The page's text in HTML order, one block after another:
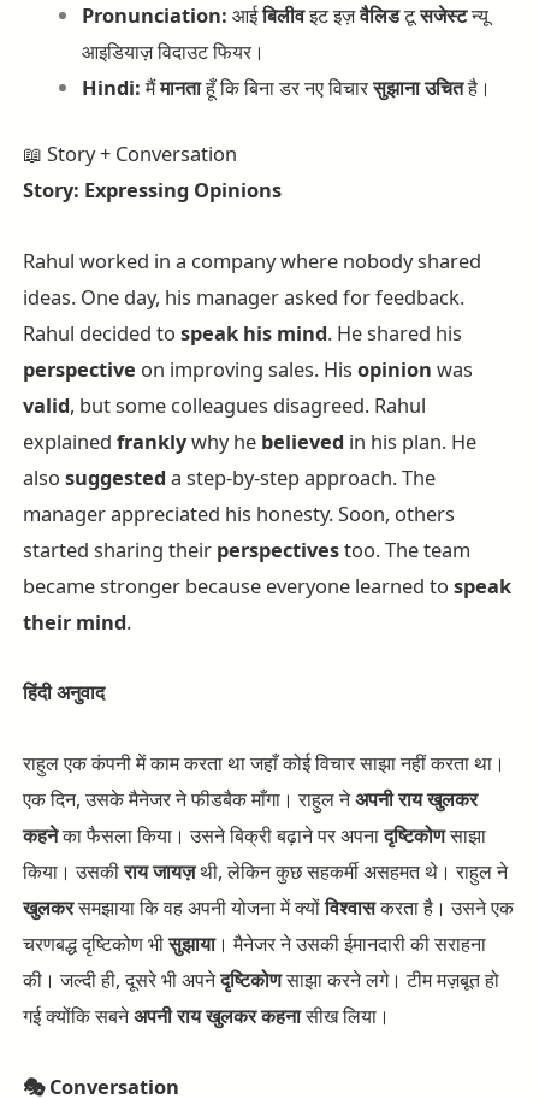
Pronunciation: आईबिलीवइट इज़वैलिडटूसजेस्टन्यू
आइडियाज़ विदाउट फियर।
Hindi:मैंमानताहूँ कि बिना डर नए विचारसुझानाउचितहै।
📖 Story + Conversation
Story: Expressing Opinions
Rahul worked in a company where nobody shared
ideas. One day, his manager asked for feedback.
Rahul decided to speak his mind. He shared his
perspective on improving sales. His opinion was
valid, but some colleagues disagreed. Rahul
explained franklywhy he believed in his plan. He
also suggested a step-by-step approach. The
manager appreciated his honesty. Soon, others
started sharing their perspectivestoo. The team
became stronger because everyone learned to speak
their mind.
हिंदीअनुवाद
राहुल एक कंपनी में काम करता था जहाँ कोई विचार साझा नहीं करता था।
एक दिन, उसके मैनेजर ने फीडबैक माँगा। राहुल नेअपनीरायखुलकर
कहनेका फैसला किया। उसने बिक्री बढ़ाने पर अपनादृष्टिकोणसाझा
किया। उसकीरायजायज़थी, लेकिन कुछ सहकर्मी असहमत थे। राहुल ने
खुलकरसमझाया कि वह अपनी योजना में क्योंविश्वासकरता है। उसने एक
चरणबद्ध दृष्टिकोण भीसुझाया। मैनेजर ने उसकी ईमानदारी की सराहना
की। जल्दी ही, दूसरे भी अपनेदृष्टिकोणसाझा करने लगे। टीम मज़बूत हो
गई क्योंकि सबनेअपनीरायखुलकरकहनासीख लिया।
🎭Conversation